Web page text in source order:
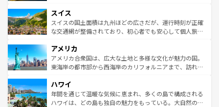
れる地方に足を運ぶとそれぞれで全く異なる文化を体験で
きるだろう。 なお、新着のフランス情報はコンテンツ一覧
を参照してほしい。
は、お酒好きな人にはぜひ体験してほしい。 なお、新着の
ドイツ情報はコンテンツ一覧を参照してほしい。
リアごとに異なる魅力がある。また、優雅なアフタヌーン
ティー、ビール好きにはたまらない英国パブ、サッカー観
戦など、本場だからこそできる体験も豊富。イギリスを旅
ンツ一覧を参照してほしい。
スイス
スイスの国土面積は九州ほどの広さだが、運行時刻が正確
な交通網が整備されており、初心者でも安心して個人旅行
の建物がそのまま残る町や、スイスならではのユニークな
博物館もあり、アルプス観光だけでなく町歩きも満喫する
ことができる。国民の所得が高いため物価も高いが、旅行
ば市内交通費無料で観光を楽しむこともできる。 なお、新
着のスイス情報はコンテンツ一覧 を参照してほしい。
アメリカ
アメリカ合衆国は、広大な土地と多様な文化が魅力の国。
東海岸の都市部から西海岸のカリフォルニアまで、訪れる
のような巨大都市は、観光、ショッピング、エンターテイ
ンメントが詰まった刺激的なスポットだ。一方、アメリカ
西部には大自然が広がり、グランドキャニオンやイエロー
ハワイ
年間を通じて温暖な気候に恵まれ、多くの島で構成される
ハワイは、どの島も独自の魅力をもっている。大自然の神